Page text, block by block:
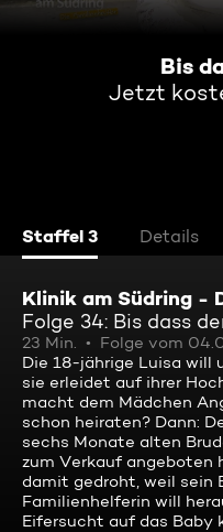
Bis
Jetzt
Staffel 3 Details
Klinik am Südring -
Folge 34: Bis dass
23 Min. Folge vom
Die 18-jährige Luisa will
sie erleidet auf ihrer
macht dem Mädchen
schon heiraten? Dann:
sechs Monate alten
zum Verkauf angeboten
damit gedroht, weil sein
Familienhelferin will
Eifersucht auf das Baby